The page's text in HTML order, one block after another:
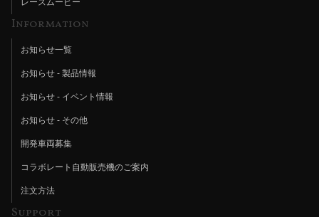
Information
お知らせ一覧
お知らせ - 製品情報
お知らせ - イベント情報
お知らせ - その他
開発車両募集
コラボレート自動販売機のご案内
注文方法
Support